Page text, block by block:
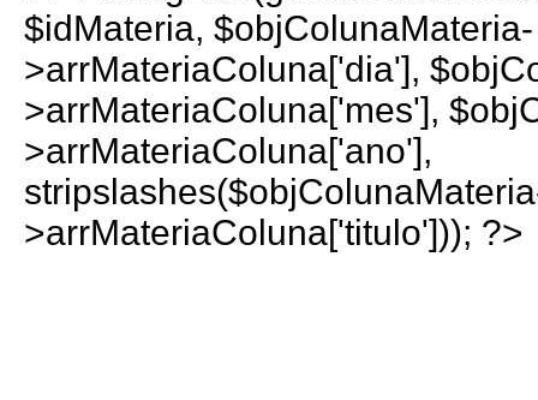
$idMateria, $objColunaMateria-
>arrMateriaColuna['dia'],
>arrMateriaColuna['mes'],
>arrMateriaColuna['ano'],
>arrMateriaColuna['titulo'])); ?>